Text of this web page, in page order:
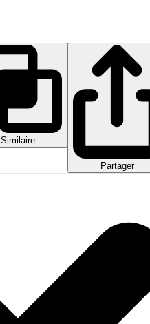
Similaire
Partager